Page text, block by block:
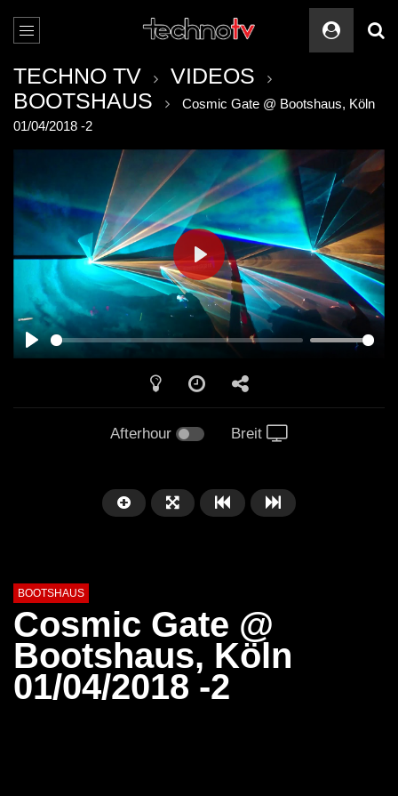
TECHNO TV
VIDEOS
BOOTSHAUS
Cosmic Gate @ Bootshaus, Köln
01/04/2018 -2
PLAY
PLAY
Afterhour Breit
BOOTSHAUS
Cosmic Gate @
Bootshaus, Köln
01/04/2018 -2